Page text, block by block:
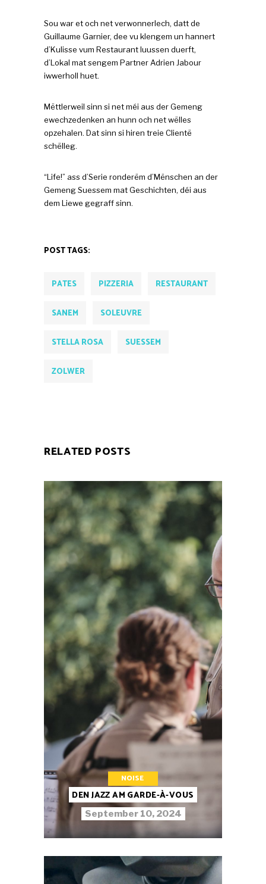
Sou war et och net verwonnerlech, datt de
Guillaume Garnier, dee vu klengem un hannert
d’Kulisse vum Restaurant luussen duerft,
d’Lokal mat sengem Partner Adrien Jabour
iwwerholl huet.
Mëttlerweil sinn si net méi aus der Gemeng
ewechzedenken an hunn och net wëlles
opzehalen. Dat sinn si hiren treie Clientë
schëlleg.
“Life!” ass d’Serie ronderëm d’Mënschen an der
Gemeng Suessem mat Geschichten, déi aus
dem Liewe gegraff sinn.
POST TAGS:
PATES PIZZERIA RESTAURANT
SANEM SOLEUVRE
STELLA ROSA SUESSEM
ZOLWER
RELATED POSTS
NOISE
DEN JAZZ AM GARDE-À-VOUS
September 10, 2024